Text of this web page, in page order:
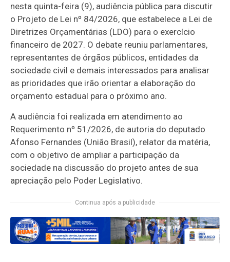
nesta quinta-feira (9), audiência pública para discutir
o Projeto de Lei nº 84/2026, que estabelece a Lei de
Diretrizes Orçamentárias (LDO) para o exercício
financeiro de 2027. O debate reuniu parlamentares,
representantes de órgãos públicos, entidades da
sociedade civil e demais interessados para analisar
as prioridades que irão orientar a elaboração do
orçamento estadual para o próximo ano.
A audiência foi realizada em atendimento ao
Requerimento nº 51/2026, de autoria do deputado
Afonso Fernandes (União Brasil), relator da matéria,
com o objetivo de ampliar a participação da
sociedade na discussão do projeto antes de sua
apreciação pelo Poder Legislativo.
Continua após a publicidade